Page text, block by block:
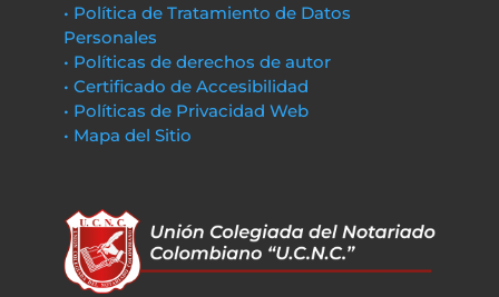
• Política de Tratamiento de Datos
Personales
• Políticas de derechos de autor
• Certificado de Accesibilidad
• Políticas de Privacidad Web
• Mapa del Sitio